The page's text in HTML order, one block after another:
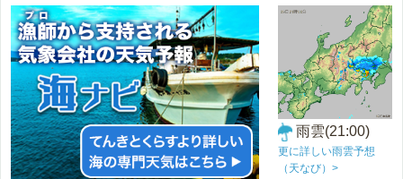
雨雲(21:00)
更に詳しい雨雲予想
（天なび）>